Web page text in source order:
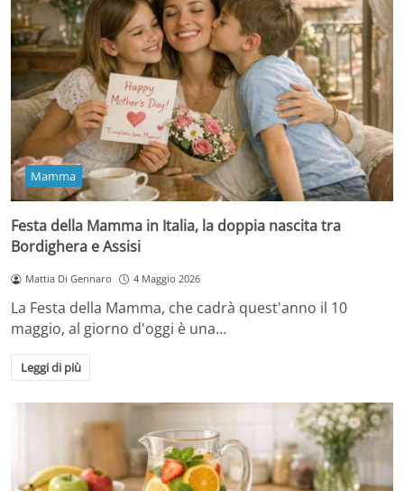
Mamma
Festa della Mamma in Italia, la doppia nascita tra
Bordighera e Assisi
Mattia Di Gennaro 4 Maggio 2026
La Festa della Mamma, che cadrà quest'anno il 10
maggio, al giorno d'oggi è una…
Leggi di più